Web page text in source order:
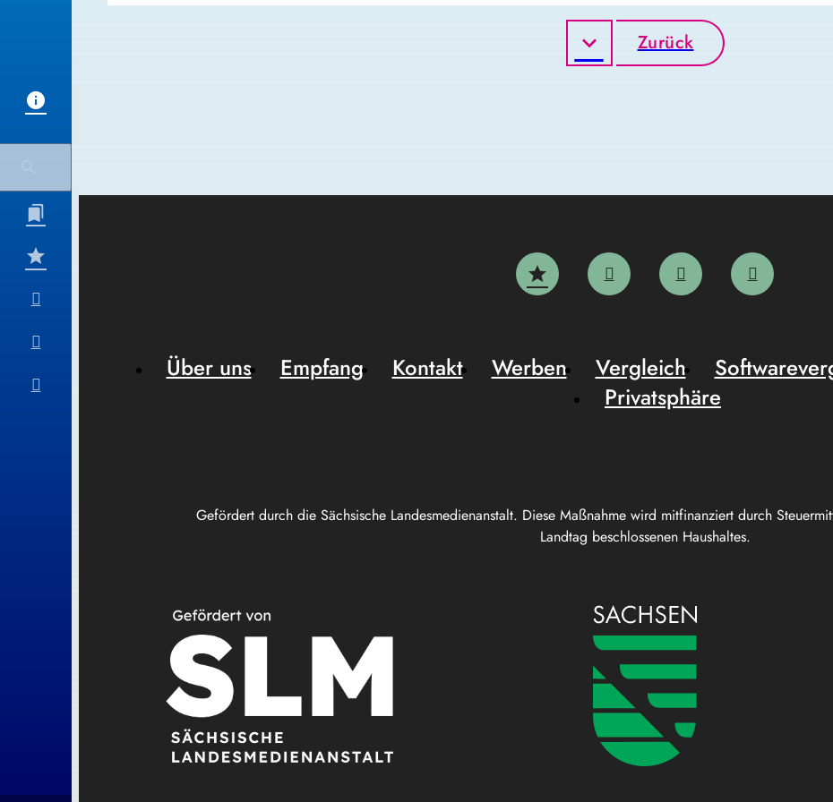
Zurück
Gefördert durch die Sächsische Landesmedienanstalt. Diese Maßnahme wird mitfinanziert durch
Landtag beschlossenen Haushaltes.
Über uns Empfang Kontakt Werben Vergleich
Privatsphäre